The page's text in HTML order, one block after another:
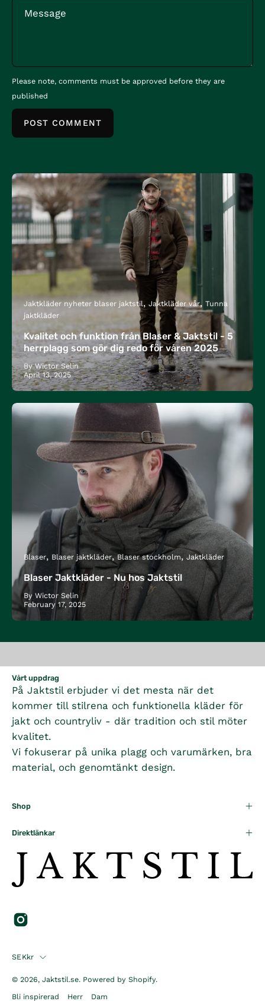
Message
Please note, comments must be approved before they are
published
POST COMMENT
Jaktkläder nyheter blaser jaktstil Jaktkläder vår Tunna
jaktkläder
Kvalitet och funktion från Blaser & Jaktstil - 5
herrplagg som gör dig redo för våren 2025
By Wictor Selin
April 13, 2025
Blaser Blaser jaktkläder Blaser stockholm Jaktkläder
Blaser Jaktkläder - Nu hos Jaktstil
By Wictor Selin
February 17, 2025
Vårt uppdrag
På Jaktstil erbjuder vi det mesta när det
kommer till stilrena och funktionella kläder för
jakt och countryliv - där tradition och stil möter
kvalitet.
Vi fokuserar på unika plagg och varumärken, bra
material, och genomtänkt design.
Shop
Direktlänkar
Country
SEKkr
© 2026, Jaktstil.se. Powered by Shopify.
Bli inspirerad
Herr Dam